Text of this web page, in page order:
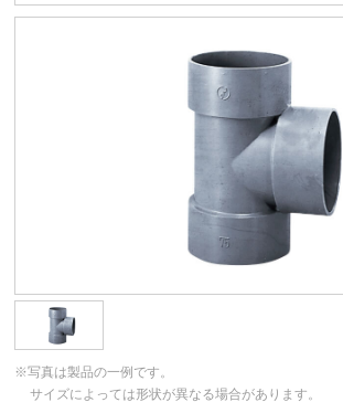
※写真は製品の一例です。
サイズによっては形状が異なる場合があります。